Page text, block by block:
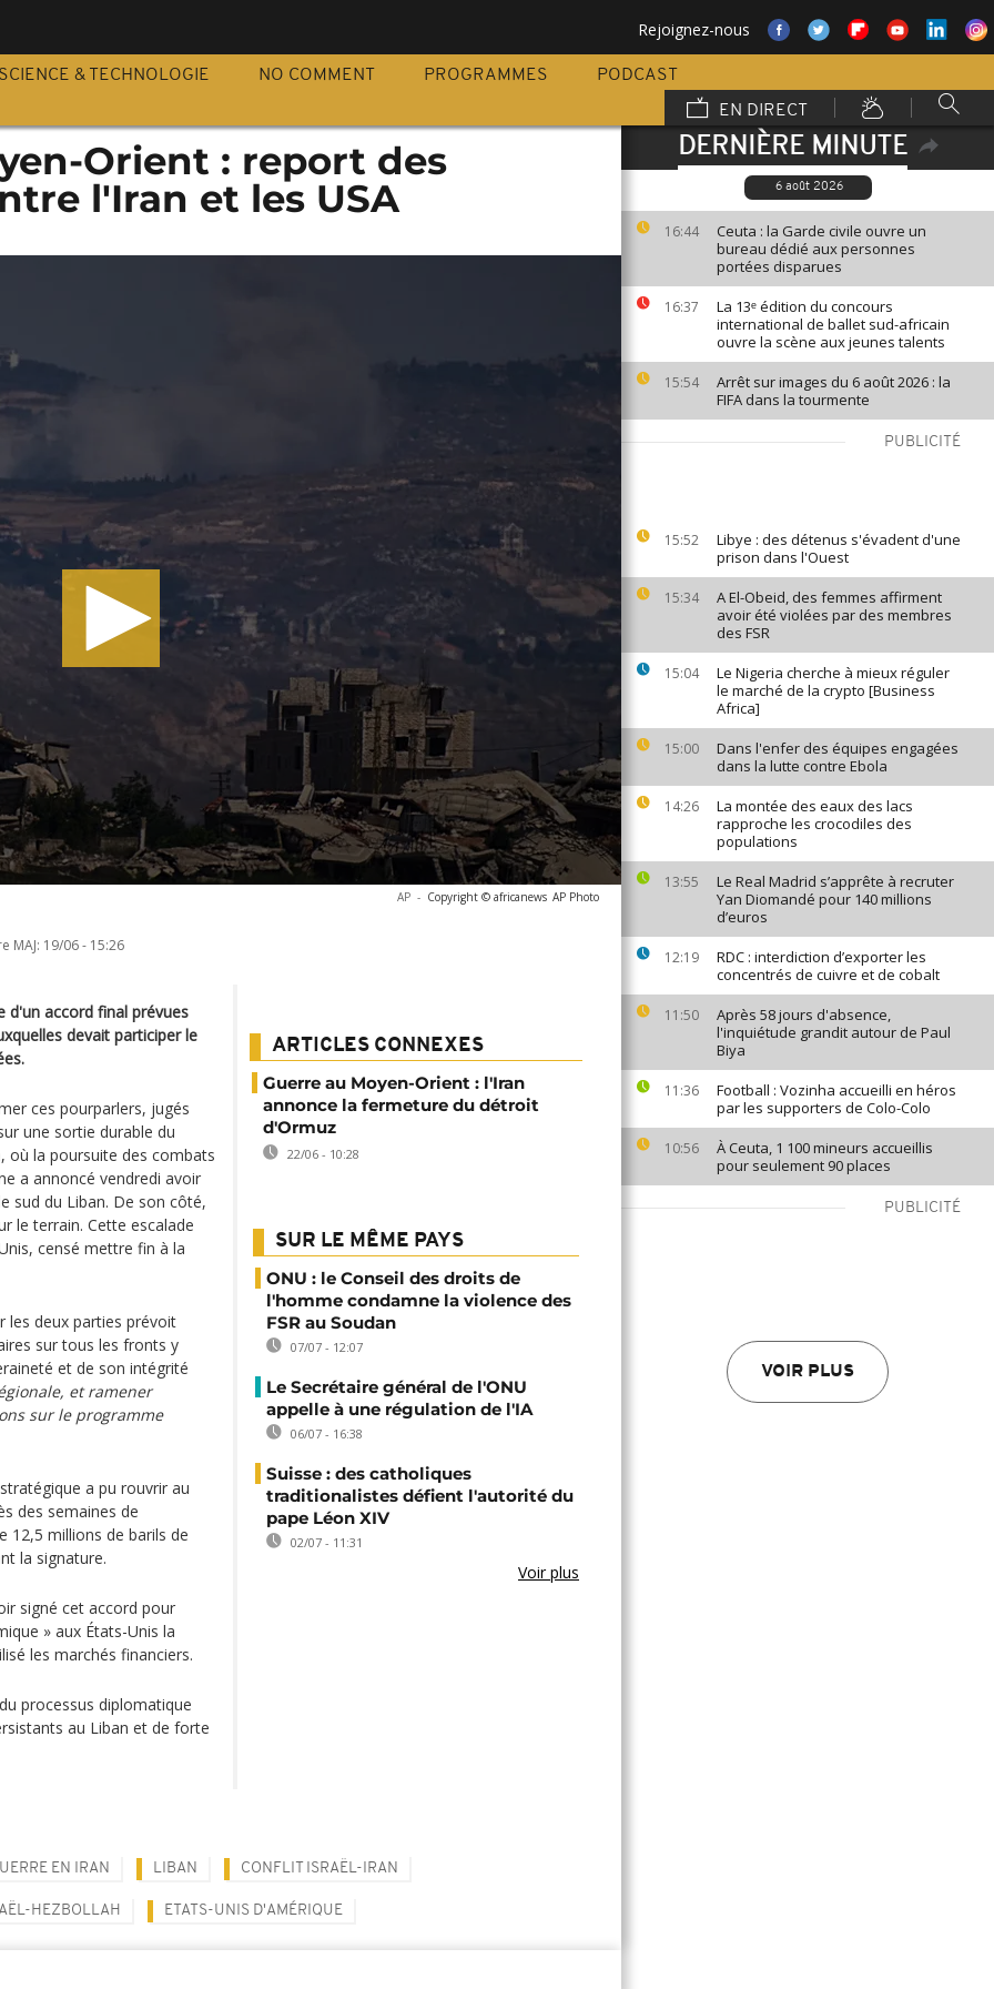
Rejoignez-nous
SCIENCE & TECHNOLOGIE NO COMMENT PROGRAMMES
PODCAST
EN DIRECT
DERNIÈRE MINUTE
6 août 2026
16:44
Ceuta : la Garde civile ouvre un
bureau dédié aux personnes
portées disparues
16:37
La 13ᵉ édition du concours
international de ballet sud-africain
ouvre la scène aux jeunes talents
15:54
Arrêt sur images du 6 août 2026 : la
FIFA dans la tourmente
PUBLICITÉ
15:52
Libye : des détenus s'évadent d'une
prison dans l'Ouest
15:34
A El-Obeid, des femmes affirment
avoir été violées par des membres
des FSR
15:04
Le Nigeria cherche à mieux réguler
le marché de la crypto [Business
Africa]
15:00
Dans l'enfer des équipes engagées
dans la lutte contre Ebola
14:26
La montée des eaux des lacs
rapproche les crocodiles des
populations
13:55
Le Real Madrid s’apprête à recruter
Yan Diomandé pour 140 millions
d’euros
12:19
RDC : interdiction d’exporter les
concentrés de cuivre et de cobalt
11:50
Après 58 jours d'absence,
l'inquiétude grandit autour de Paul
Biya
11:36
Football : Vozinha accueilli en héros
par les supporters de Colo-Colo
10:56
À Ceuta, 1 100 mineurs accueillis
pour seulement 90 places
PUBLICITÉ
VOIR PLUS
Orient : report des
l'Iran et les USA
AP - Copyright © africanews AP Photo
MAJ: 19/06 - 15:26
d'un accord final prévues
devait participer le
ces pourparlers, jugés
une sortie durable du
où la poursuite des combats
a annoncé vendredi avoir
sud du Liban. De son côté,
le terrain. Cette escalade
censé mettre fin à la
les deux parties prévoit
sur tous les fronts y
et de son intégrité
et ramener
sur le programme
a pu rouvrir au
des semaines de
12,5 millions de barils de
la signature.
signé cet accord pour
» aux États-Unis la
les marchés financiers.
processus diplomatique
au Liban et de forte
ARTICLES CONNEXES
Guerre au Moyen-Orient : l'Iran
annonce la fermeture du détroit
d'Ormuz
22/06 - 10:28
SUR LE MÊME PAYS
ONU : le Conseil des droits de
l'homme condamne la violence des
FSR au Soudan
07/07 - 12:07
Le Secrétaire général de l'ONU
appelle à une régulation de l'IA
06/07 - 16:38
Suisse : des catholiques
traditionalistes défient l'autorité du
pape Léon XIV
02/07 - 11:31
Voir plus
EN IRAN LIBAN CONFLIT ISRAËL-IRAN
HEZBOLLAH ETATS-UNIS D'AMÉRIQUE